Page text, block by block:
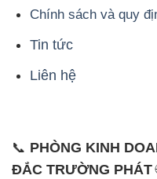
Chính sách và quy
Tin tức
Liên hệ
📞 PHÒNG KINH
ĐẮC TRƯỜNG PHÁT